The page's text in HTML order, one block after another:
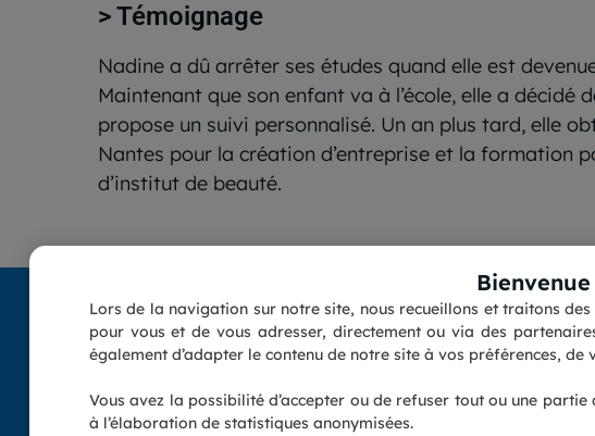
> Témoignage
Nadine a dû arrêter ses études quand elle est
Maintenant que son enfant va à l’école, elle a décidé
propose un suivi personnalisé. Un an plus tard, elle
Nantes pour la création d’entreprise et la formation
d’institut de beauté.
Pourquoi
Les avis
Nos
Lors de la navigation sur notre site, nous recueillons et traitons
pour vous et de vous adresser, directement ou via des
également d’adapter le contenu de notre site à vos préférences,
Vous avez la possibilité d’accepter ou de refuser tout ou une
à l’élaboration de statistiques anonymisées.